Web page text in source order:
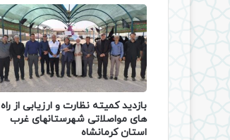
بازدید کمیته نظارت و ارزیابی از راه
های مواصلاتی شهرستانهای غرب
استان کرمانشاه